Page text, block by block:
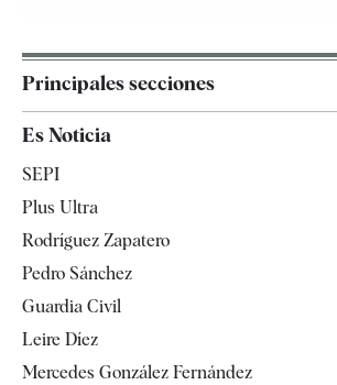
Principales secciones
España
Televisión
Es Noticia
SEPI
Plus Ultra
Rodríguez Zapatero
Pedro Sánchez
Guardia Civil
Leire Díez
Mercedes González Fernández